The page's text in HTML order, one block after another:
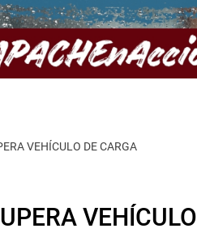
VEHÍCULO DE CARGA
VEHÍCULO